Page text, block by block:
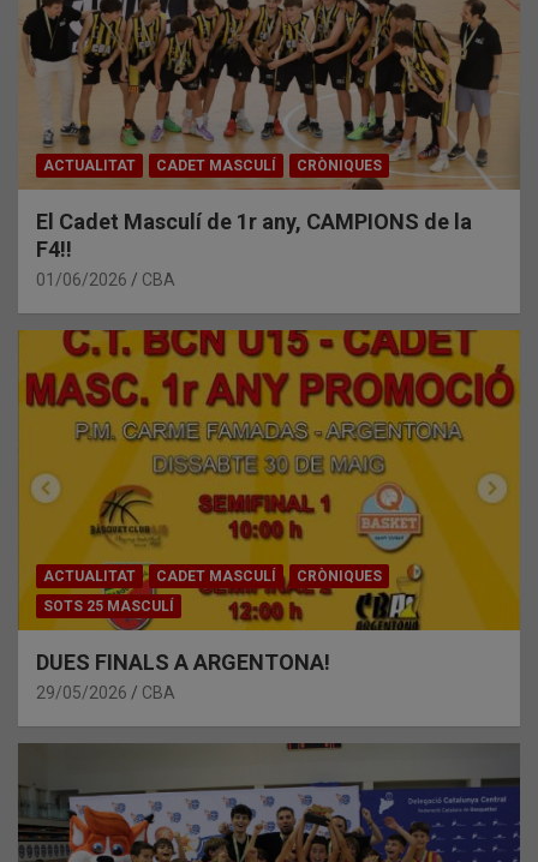
ACTUALITAT CADET MASCULÍ CRÒNIQUES
El Cadet Masculí de 1r any, CAMPIONS de la
F4!!
01/06/2026 CBA
ACTUALITAT CADET MASCULÍ
CRÒNIQUES
SOTS 25 MASCULÍ
DUES FINALS A ARGENTONA!
29/05/2026 CBA